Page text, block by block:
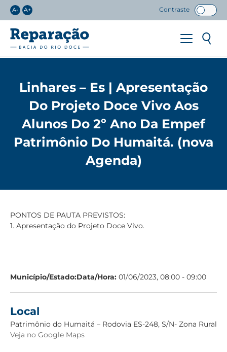
A- A+ Contraste
Linhares – Es | Apresentação
Do Projeto Doce Vivo Aos
Alunos Do 2º Ano Da Empef
Patrimônio Do Humaitá. (nova
Agenda)
PONTOS DE PAUTA PREVISTOS:
1. Apresentação do Projeto Doce Vivo.
Município/Estado:Data/Hora: 01/06/2023, 08:00 - 09:00
Local
Patrimônio do Humaitá – Rodovia ES-248, S/N- Zona Rural
Veja no Google Maps